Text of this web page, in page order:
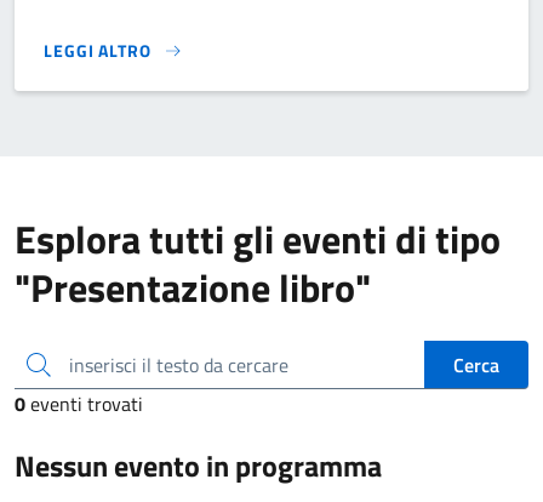
LEGGI ALTRO
2 GIUGNO 2024 - FESTA DELLE ASSOCIAZIONI}
Esplora tutti gli eventi di tipo
"Presentazione libro"
inserisci il testo da cercare
Cerca
0eventi trovati
Nessun evento in programma